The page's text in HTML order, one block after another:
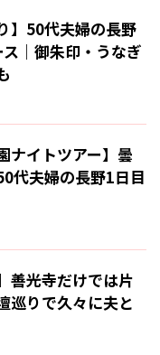
】50代夫婦の長野
｜御朱印・うなぎ
ナイトツアー】曇
代夫婦の長野1日目
善光寺だけでは片
巡りで久々に夫と